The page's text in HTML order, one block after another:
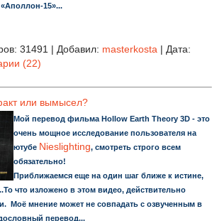
15»...
31491 | Добавил: masterkosta | Дата:
(22)
или вымысел?
Мой перевод фильма Hollow Earth Theory 3D - это
очень мощное исследование пользователя на
ютубе Nieslighting‬‎, смотреть строго всем
обязательно!
Приближаемся еще на один шаг ближе к истине,
что изложено в этом видео, действительно
Моё мнение может не совпадать с озвученным в
перевод...